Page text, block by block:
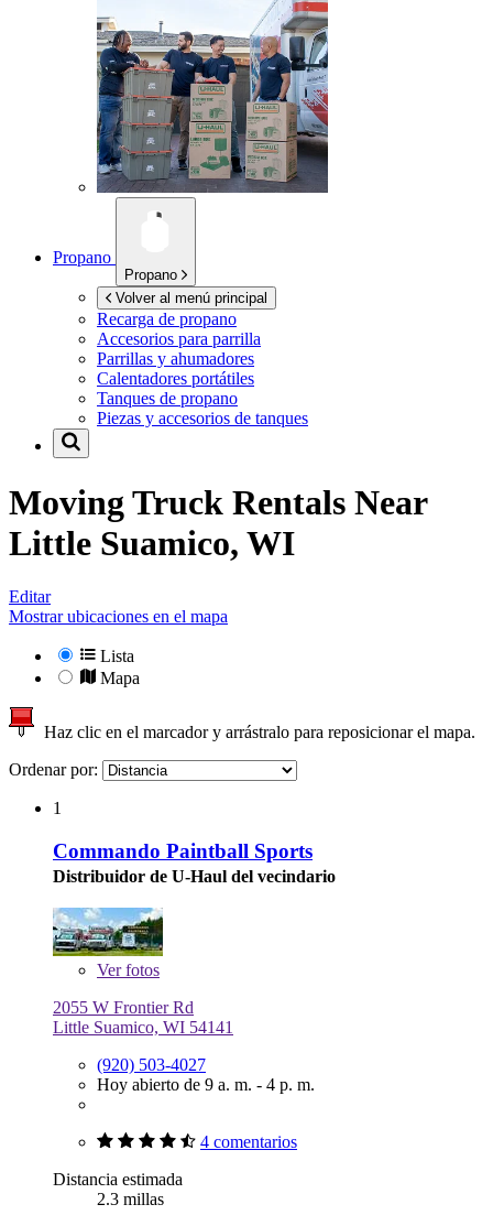
Propano
Propano
Volver al menú principal
Recarga de propano
Accesorios para parrilla
Parrillas y ahumadores
Calentadores portátiles
Tanques de propano
Piezas y accesorios de tanques
Moving Truck Rentals Near
Little Suamico, WI
Editar
Mostrar ubicaciones en el mapa
Lista
Mapa
Haz clic en el marcador y arrástralo para reposicionar el mapa.
Ordenar por:
1
Commando Paintball Sports
Distribuidor de U-Haul del vecindario
Verfotos
2055 W Frontier Rd
Little Suamico, WI 54141
(920) 503-4027
Hoy abierto de 9 a. m. - 4 p. m.
4 comentarios
Distancia estimada
2.3 millas